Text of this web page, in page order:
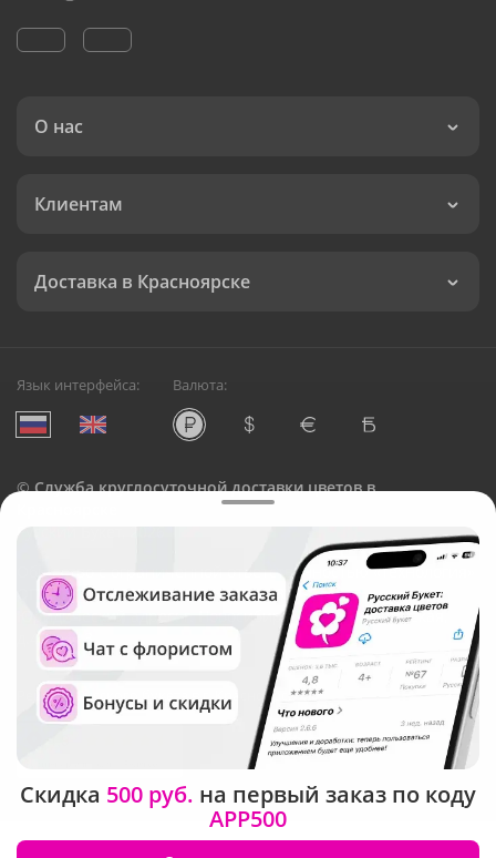
О нас
Клиентам
Доставка в Красноярске
Язык интерфейса: Валюта:
©Служба круглосуточной доставки цветов в
Русский Букет, 2026
Общество с ограниченной ответственностью «Технология»
ОГРН: 1195476081745, ИНН: 5410081997
Юридический адрес: г. Новосибирск, ул. Ипподромская,
д.42, оф. 3
Рейтинг Русского букета в г. Красноярск
Скидка 500 руб. на первый заказ по коду
APP500